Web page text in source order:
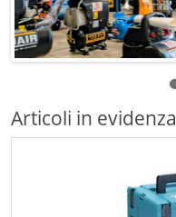
Articoli in evidenza